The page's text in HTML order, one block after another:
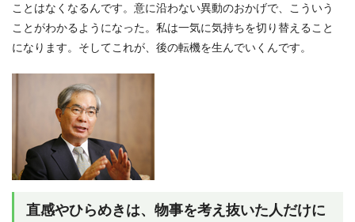
ことはなくなるんです。意に沿わない異動のおかげで、こういう
ことがわかるようになった。私は一気に気持ちを切り替えること
になります。そしてこれが、後の転機を生んでいくんです。
直感やひらめきは、物事を考え抜いた人だけに